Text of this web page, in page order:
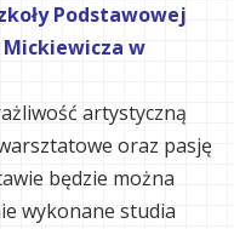
Podstawowej
w
artystyczną
oraz pasję
będzie można
wykonane studia